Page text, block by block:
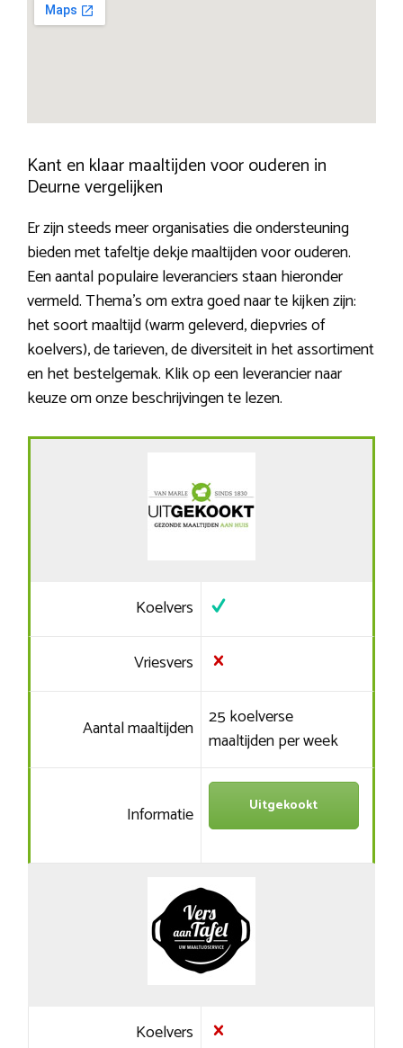
Kant en klaar maaltijden voor ouderen in
Deurne vergelijken
Er zijn steeds meer organisaties die ondersteuning
bieden met tafeltje dekje maaltijden voor ouderen.
Een aantal populaire leveranciers staan hieronder
vermeld. Thema’s om extra goed naar te kijken zijn:
het soort maaltijd (warm geleverd, diepvries of
koelvers), de tarieven, de diversiteit in het assortiment
en het bestelgemak. Klik op een leverancier naar
keuze om onze beschrijvingen te lezen.
Koelvers
Vriesvers
Aantal maaltijden 25 koelverse
maaltijden per week
Informatie Uitgekookt
Koelvers